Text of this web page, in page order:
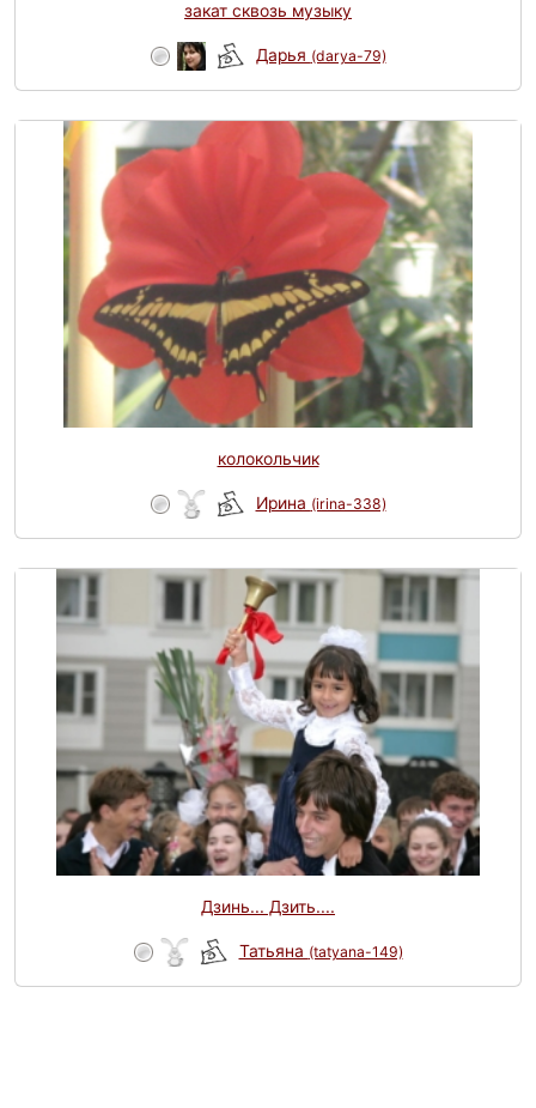
закат сквозь музыку
Дарья (darya-79)
колокольчик
Ирина (irina-338)
Дзинь... Дзить....
Татьяна (tatyana-149)